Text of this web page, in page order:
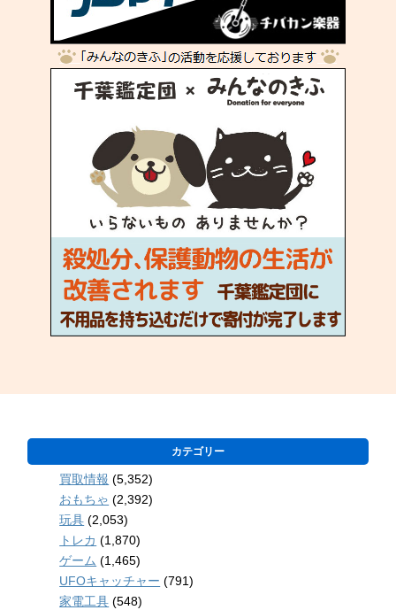
カテゴリー
買取情報 (5,352)
おもちゃ (2,392)
玩具 (2,053)
トレカ (1,870)
ゲーム (1,465)
UFOキャッチャー (791)
家電工具 (548)